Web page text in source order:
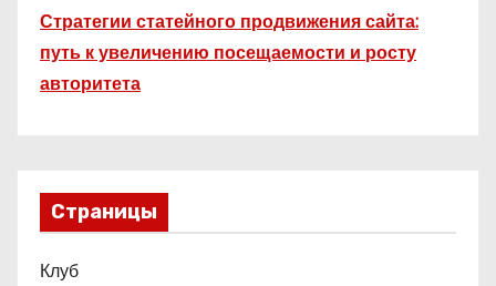
Стратегии статейного продвижения сайта:
путь к увеличению посещаемости и росту
авторитета
Страницы
Клуб